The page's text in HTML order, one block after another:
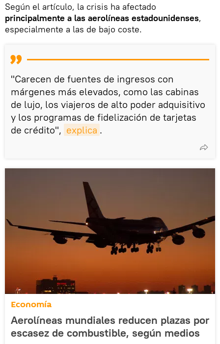
Según el artículo, la crisis ha afectado
principalmente a las aerolíneas estadounidenses,
especialmente a las de bajo coste.
"Carecen de fuentes de ingresos con
márgenes más elevados, como las cabinas
de lujo, los viajeros de alto poder adquisitivo
y los programas de fidelización de tarjetas
de crédito", explica .
Economía
Aerolíneas mundiales reducen plazas por
escasez de combustible, según medios